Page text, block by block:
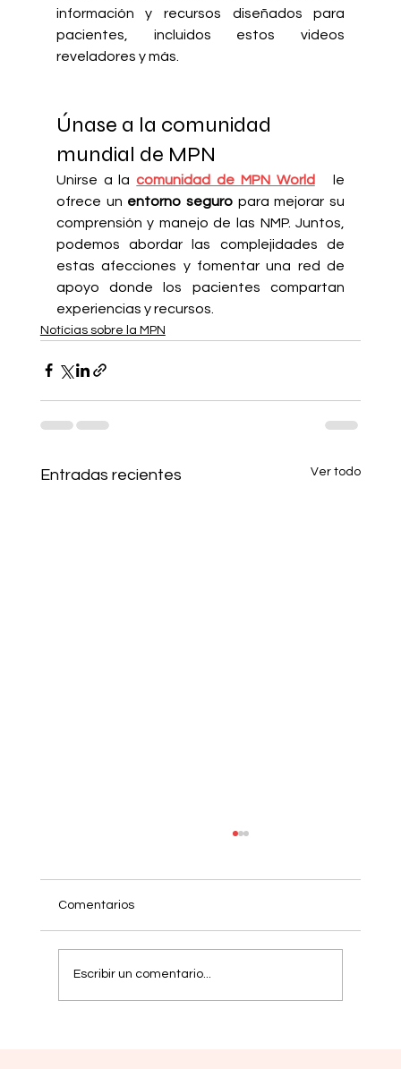
información y recursos diseñados para
pacientes, incluidos estos videos
reveladores y más.
Únase a la comunidad
mundial de MPN
Unirse a la comunidad de MPN World
le
ofrece un entorno seguro para mejorar su
comprensión y manejo de las NMP. Juntos,
podemos abordar las complejidades de
estas afecciones y fomentar una red de
apoyo donde los pacientes compartan
experiencias y recursos.
Notícias sobre la MPN
Entradas recientes Ver todo
Comentarios
Escribir un comentario...